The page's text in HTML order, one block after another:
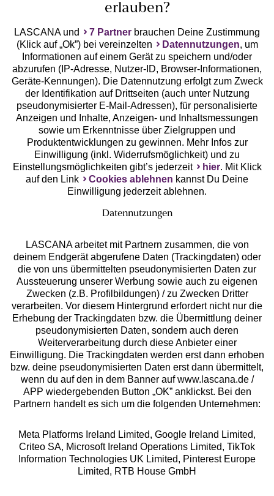
Gratis Versand ab50 €
Kostenlose Retoure
°Punkte sammeln
Services
Beratung
Über uns
Rechtliches
Alle Preise inkl. MwSt., zzgl.
Versandkosten
** Bonität vorausgesetzt, berechtigt zur Bonitätsprüfung
erlauben?
LASCANA und 7 Partner brauchen Deine Zustimmung
(Klick auf „Ok”) bei vereinzelten
Datennutzungen, um
Informationen auf einem Gerät zu speichern und/oder
abzurufen (IP-Adresse, Nutzer-ID, Browser-Informationen,
Geräte-Kennungen). Die Datennutzung erfolgt zum Zweck
der Identifikation auf Drittseiten (auch unter Nutzung
pseudonymisierter E-Mail-Adressen), für personalisierte
Anzeigen und Inhalte, Anzeigen- und Inhaltsmessungen
sowie um Erkenntnisse über Zielgruppen und
Produktentwicklungen zu gewinnen. Mehr Infos zur
Einwilligung (inkl. Widerrufsmöglichkeit) und zu
Einstellungsmöglichkeiten gibt’s jederzeit
hier. Mit Klick
auf den Link
Cookies ablehnen kannst Du Deine
Einwilligung jederzeit ablehnen.
Datennutzungen
LASCANA arbeitet mit Partnern zusammen, die von
deinem Endgerät abgerufene Daten (Trackingdaten) oder
die von uns übermittelten pseudonymisierten Daten zur
Aussteuerung unserer Werbung sowie auch zu eigenen
Zwecken (z.B. Profilbildungen) / zu Zwecken Dritter
verarbeiten. Vor diesem Hintergrund erfordert nicht nur die
Erhebung der Trackingdaten bzw. die Übermittlung deiner
pseudonymisierten Daten, sondern auch deren
Weiterverarbeitung durch diese Anbieter einer
Einwilligung. Die Trackingdaten werden erst dann erhoben
bzw. deine pseudonymisierten Daten erst dann übermittelt,
wenn du auf den in dem Banner auf www.lascana.de /
APP wiedergebenden Button „OK” anklickst. Bei den
Partnern handelt es sich um die folgenden Unternehmen:
Meta Platforms Ireland Limited, Google Ireland Limited,
Criteo SA, Microsoft Ireland Operations Limited, TikTok
Information Technologies UK Limited, Pinterest Europe
Limited, RTB House GmbH